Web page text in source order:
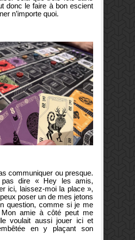
donc le faire à bon escient
n’importe quoi.
communiquer ou presque.
dire « Hey les amis,
ici, laissez-moi la place »,
poser un de mes jetons
question, comme si je me
amie à côté peut me
voulait aussi jouer ici et
en y plaçant son